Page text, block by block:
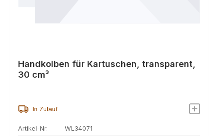
Handkolben für Kartuschen, transparent,
30 cm³
In Zulauf
Artikel-Nr.
WL34071